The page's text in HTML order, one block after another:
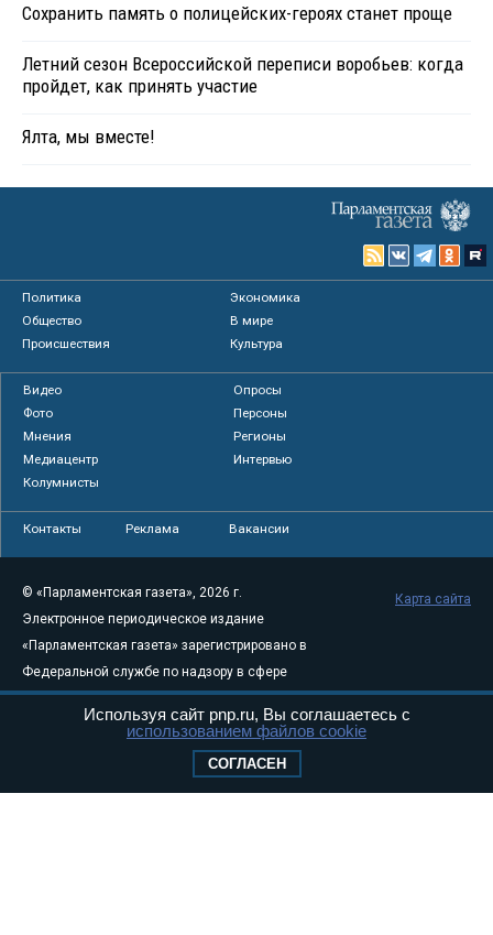
Сохранить память о полицейских-героях станет проще
Летний сезон Всероссийской переписи воробьев: когда
пройдет, как принять участие
Ялта, мы вместе!
Политика
Экономика
Общество
В мире
Происшествия
Культура
Видео
Опросы
Фото
Персоны
Мнения
Регионы
Медиацентр
Интервью
Колумнисты
Контакты Реклама Вакансии
© «Парламентская газета», 2026 г.
Электронное периодическое издание
«Парламентская газета» зарегистрировано в
Федеральной службе по надзору в сфере
связи, информационных технологий и
массовых коммуникаций (Роскомнадзор) 05
Свидетельство о регистрации Эл № ФС77-
Карта сайта
Используя сайт pnp.ru, Вы соглашаетесь с
использованием файлов cookie
СОГЛАСЕН